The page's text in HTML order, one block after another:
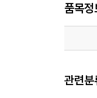
품목정
관련분